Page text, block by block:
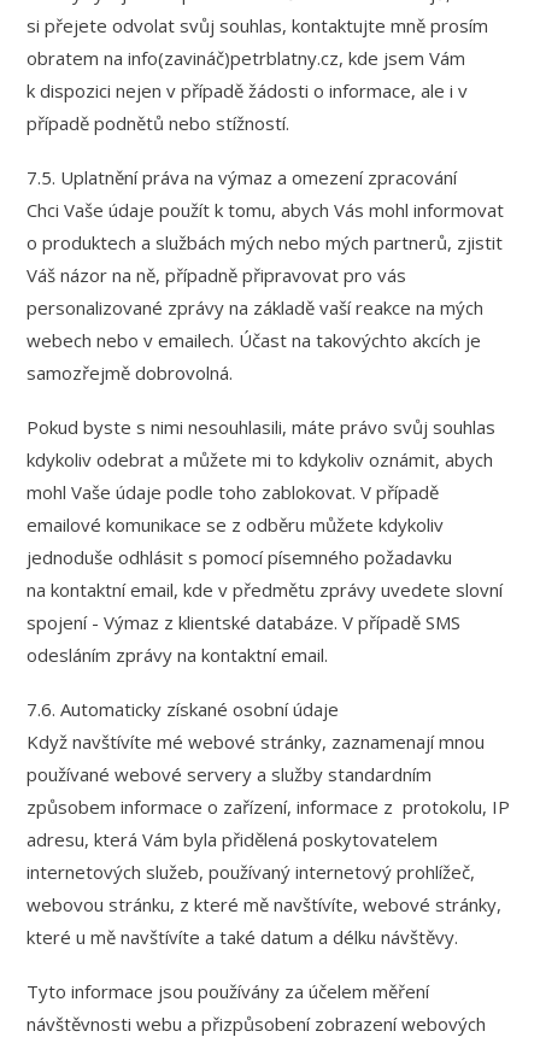
si přejete odvolat svůj souhlas, kontaktujte mně prosím
obratem na info(zavináč)petrblatny.cz, kde jsem Vám
k dispozici nejen v případě žádosti o informace, ale i v
případě podnětů nebo stížností.
7.5. Uplatnění práva na výmaz a omezení zpracování
Chci Vaše údaje použít k tomu, abych Vás mohl informovat
o produktech a službách mých nebo mých partnerů, zjistit
Váš názor na ně, případně připravovat pro vás
personalizované zprávy na základě vaší reakce na mých
webech nebo v emailech. Účast na takovýchto akcích je
samozřejmě dobrovolná.
Pokud byste s nimi nesouhlasili, máte právo svůj souhlas
kdykoliv odebrat a můžete mi to kdykoliv oznámit, abych
mohl Vaše údaje podle toho zablokovat. V případě
emailové komunikace se z odběru můžete kdykoliv
jednoduše odhlásit s pomocí písemného požadavku
na kontaktní email, kde v předmětu zprávy uvedete slovní
spojení - Výmaz z klientské databáze. V případě SMS
odesláním zprávy na kontaktní email.
7.6. Automaticky získané osobní údaje
Když navštívíte mé webové stránky, zaznamenají mnou
používané webové servery a služby standardním
způsobem informace o zařízení, informace z protokolu, IP
adresu, která Vám byla přidělená poskytovatelem
internetových služeb, používaný internetový prohlížeč,
webovou stránku, z které mě navštívíte, webové stránky,
které u mě navštívíte a také datum a délku návštěvy.
Tyto informace jsou používány za účelem měření
návštěvnosti webu a přizpůsobení zobrazení webových